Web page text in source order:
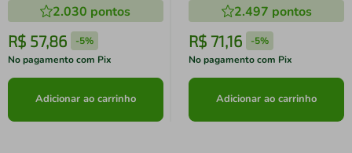
2.030 pontos
R$ 57,86 -5%
No pagamento com Pix
Adicionar ao carrinho
2.497 pontos
R$ 71,16 -5%
No pagamento com Pix
Adicionar ao carrinho